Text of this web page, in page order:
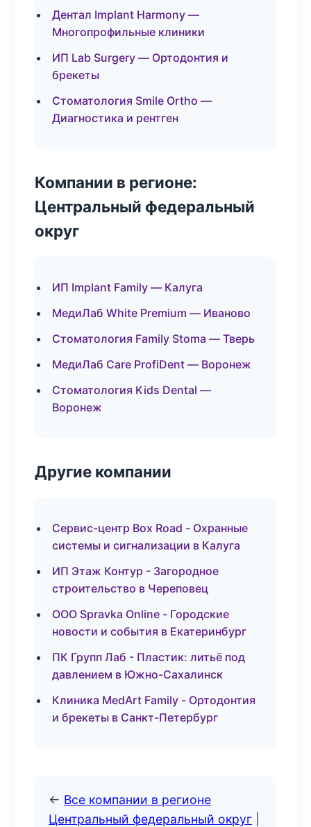
Дентал Implant Harmony —
Многопрофильные клиники
ИП Lab Surgery — Ортодонтия и
брекеты
Стоматология Smile Ortho —
Диагностика и рентген
Компании в регионе:
Центральный федеральный
округ
ИП Implant Family — Калуга
МедиЛаб White Premium — Иваново
Стоматология Family Stoma — Тверь
МедиЛаб Care ProfiDent — Воронеж
Стоматология Kids Dental —
Воронеж
Другие компании
Сервис-центр Box Road - Охранные
системы и сигнализации в Калуга
ИП Этаж Контур - Загородное
строительство в Череповец
ООО Spravka Online - Городские
новости и события в Екатеринбург
ПК Групп Лаб - Пластик: литьё под
давлением в Южно-Сахалинск
Клиника MedArt Family - Ортодонтия
и брекеты в Санкт-Петербург
← Все компании в регионе
Центральный федеральный округ